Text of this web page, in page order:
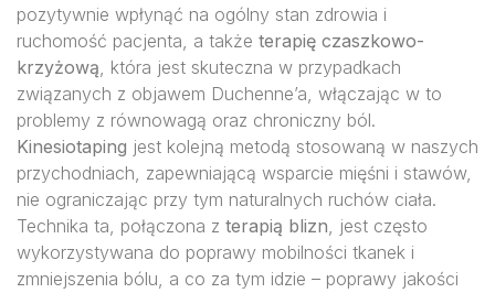
pozytywnie wpłynąć na ogólny stan zdrowia i
ruchomość pacjenta, a także terapię czaszkowo-
krzyżową, która jest skuteczna w przypadkach
związanych z objawem Duchenne’a, włączając w to
problemy z równowagą oraz chroniczny ból.
Kinesiotaping jest kolejną metodą stosowaną w naszych
przychodniach, zapewniającą wsparcie mięśni i stawów,
nie ograniczając przy tym naturalnych ruchów ciała.
Technika ta, połączona z terapią blizn, jest często
wykorzystywana do poprawy mobilności tkanek i
zmniejszenia bólu, a co za tym idzie – poprawy jakości